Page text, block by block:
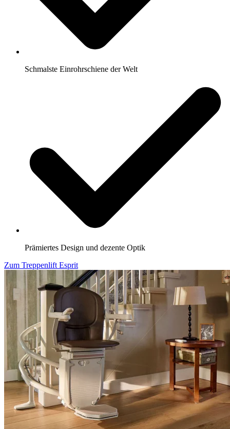
Schmalste Einrohrschiene der Welt
Prämiertes Design und dezente Optik
Zum Treppenlift Esprit